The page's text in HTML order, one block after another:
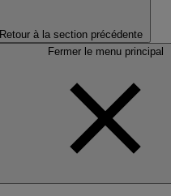
Retour à la section précédente
Fermer le menu principal